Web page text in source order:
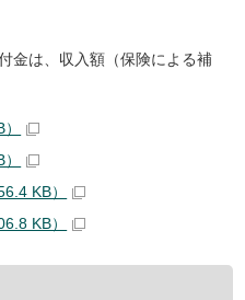
は、収入額（保険による補
KB）
KB）